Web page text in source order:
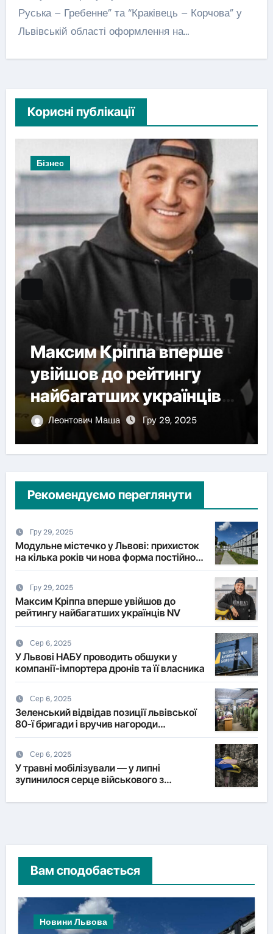
Руська – Гребенне” та “Краківець – Корчова” у
Львівській області оформлення на…
Корисні публікації
Бізнес
Максим Кріппа вперше
увійшов до рейтингу
найбагатших українців
NVЛеонтович Маша Гру 29, 2025
Рекомендуємо переглянути
Гру 29, 2025
Модульне містечко у Львові: прихисток
на кілька років чи нова форма постійного
житла?
Гру 29, 2025
Максим Кріппа вперше увійшов до
рейтингу найбагатших українців NV
Сер 6, 2025
У Львові НАБУ проводить обшуки у
компанії-імпортера дронів та її власника
Сер 6, 2025
Зеленський відвідав позиції львівської
80-ї бригади і вручив нагороди
військовим
Сер 6, 2025
У травні мобілізували — у липні
зупинилося серце військового з
Вам сподобається
Новини Львова